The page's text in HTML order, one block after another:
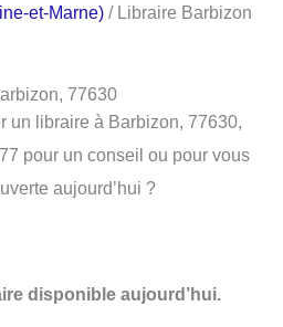
et-Marne) / Libraire Barbizon
77630
un libraire à Barbizon, 77630,
pour un conseil ou pour vous
aujourd’hui ?
disponible aujourd’hui.